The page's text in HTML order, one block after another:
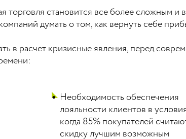
торговля становится все более сложным и
думать о том, как вернуть себе
в расчет кризисные явления, перед
Необходимость обеспечения
лояльности клиентов в
когда 85% покупателей
скидку лучшим возможным